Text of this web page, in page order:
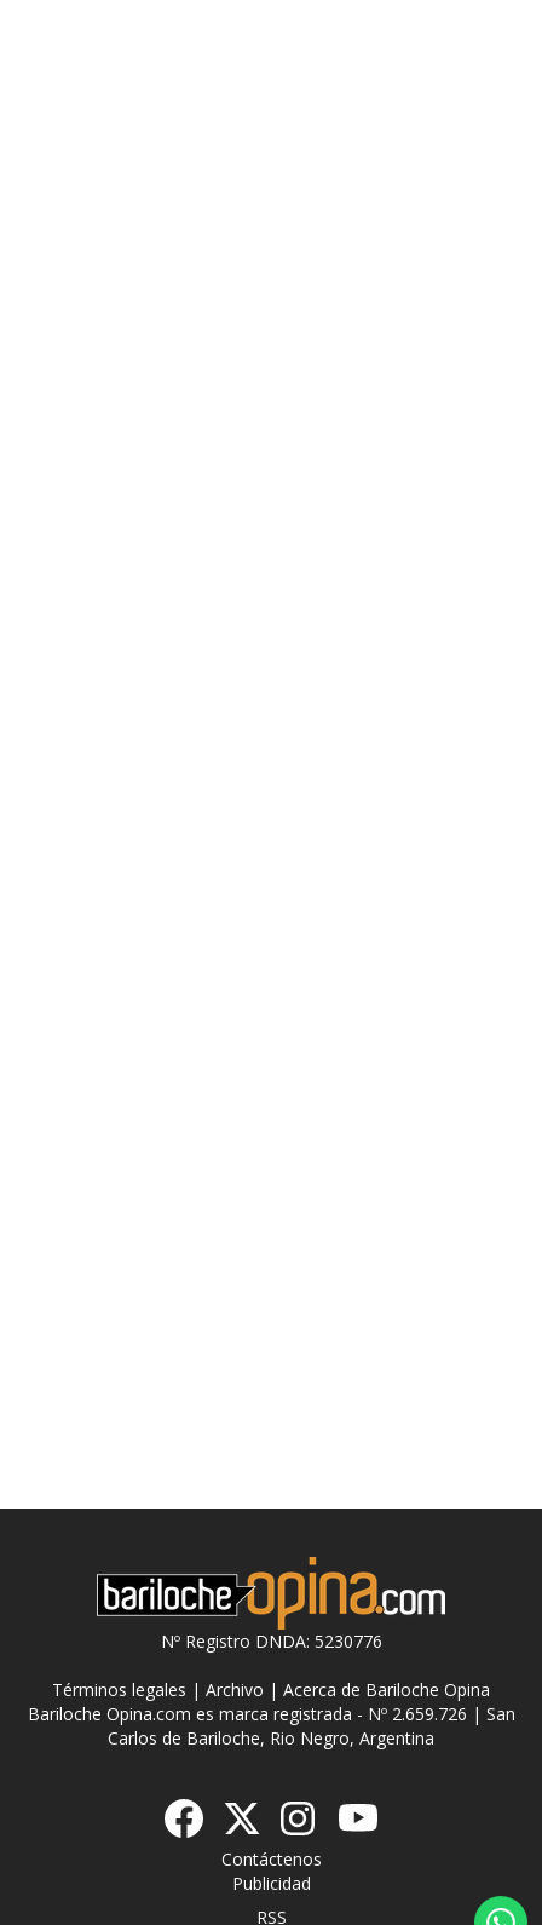
Nº Registro DNDA: 5230776
Términos legales | Archivo | Acerca de Bariloche Opina
Bariloche Opina.com es marca registrada - Nº 2.659.726 | San
Carlos de Bariloche, Rio Negro, Argentina
Contáctenos
Publicidad
RSS